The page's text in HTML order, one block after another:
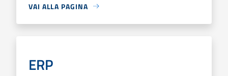
VAI ALLA PAGINA
ERP